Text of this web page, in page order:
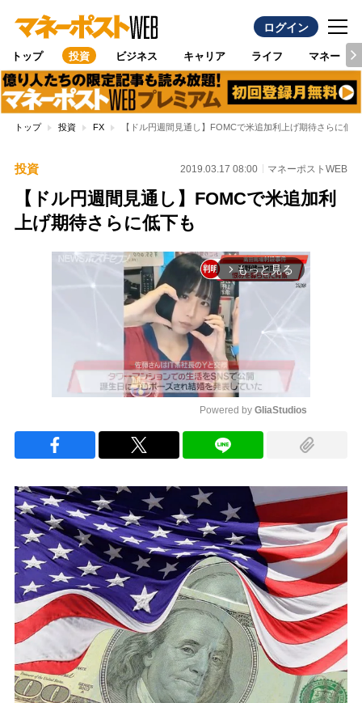
ログイン
トップ 投資 ビジネス キャリア ライフ マネー
トップ 投資 FX 【ドル円週間見通し】FOMCで米追加利上げ期待さらに低
投資 2019.03.17 08:00 マネーポストWEB
【ドル円週間見通し】FOMCで米追加利
上げ期待さらに低下も
arrow_forward_ios もっと見る
Powered by GliaStudios